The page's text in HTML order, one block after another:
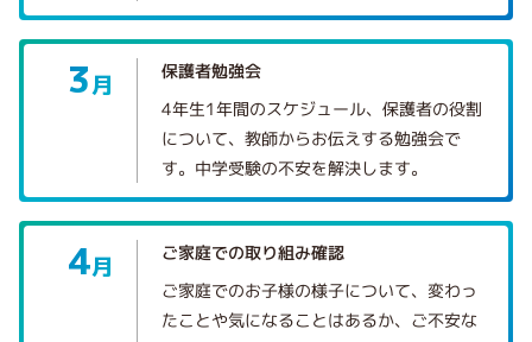
3月 保護者勉強会
4年生1年間のスケジュール、保護者の役割
について、教師からお伝えする勉強会で
す。中学受験の不安を解決します。
4月 ご家庭での取り組み確認
ご家庭でのお子様の様子について、変わっ
たことや気になることはあるか、ご不安な